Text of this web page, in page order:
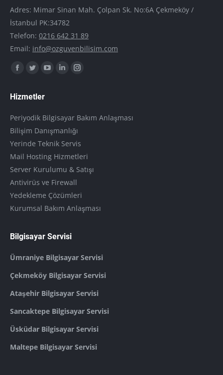
Adres: Mimar Sinan Mah. Çolpan Sk. No:6A Çekmeköy /
İstanbul PK:34782
Telefon: 0216 642 31 89
Email: info@ozguvenbilisim.com
Find us on:
Facebook
opens
new
window
Twitter
opens
window
YouTube
new
window
Linkedin
new
window
Instagram
Hizmetler
Periyodik Bilgisayar Bakım Anlaşması
Bilişim Danışmanlığı
Yerinde Teknik Servis
Mail Hosting Hizmetleri
Server Kurulumu & Satışı
Antivirüs ve Firewall
Yedekleme Çözümleri
Kurumsal Bakım Anlaşması
Bilgisayar Servisi
Ümraniye Bilgisayar Servisi
Çekmeköy Bilgisayar Servisi
Ataşehir Bilgisayar Servisi
Sancaktepe Bilgisayar Servisi
Üsküdar Bilgisayar Servisi
Maltepe Bilgisayar Servisi